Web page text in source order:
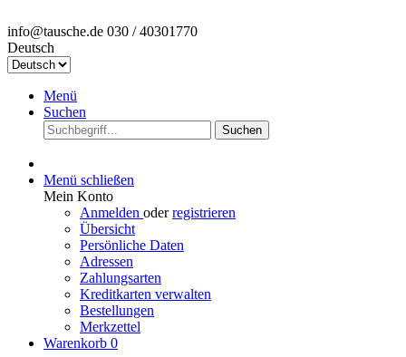
info@tausche.de 030 / 40301770
Deutsch
Menü
Suchen
Suchen
Menü schließen
Mein Konto
Anmelden oderregistrieren
Übersicht
Persönliche Daten
Adressen
Zahlungsarten
Kreditkarten verwalten
Bestellungen
Merkzettel
Warenkorb 0